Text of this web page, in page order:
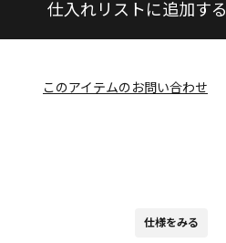
仕入れリストに追加する
このアイテムのお問い合わせ
仕様をみる